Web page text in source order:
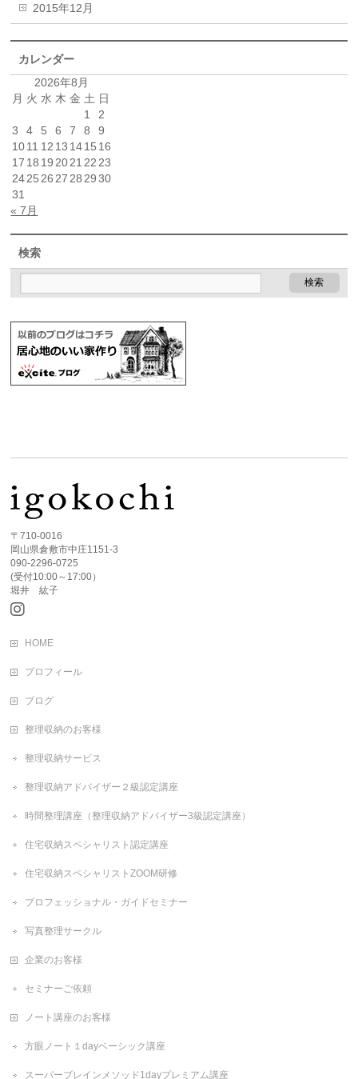
2015年12月
カレンダー
2026年8月
月 火 水 木 金 土 日
1
2
3
4 5 6 7 8
9
1011 12 13 1415 16
17 18 19 2021 22 23
2425 26 27 28 29 30
31
« 7月
検索
〒710-0016
岡山県倉敷市中庄1151-3
090-2296-0725
(受付10:00～17:00）
堀井 紘子
HOME
プロフィール
ブログ
整理収納のお客様
整理収納サービス
整理収納アドバイザー２級認定講座
時間整理講座（整理収納アドバイザー3級認定講座）
住宅収納スペシャリスト認定講座
住宅収納スペシャリストZOOM研修
プロフェッショナル・ガイドセミナー
写真整理サークル
企業のお客様
セミナーご依頼
ノート講座のお客様
方眼ノート１dayベーシック講座
スーパーブレインメソッド1dayプレミアム講座